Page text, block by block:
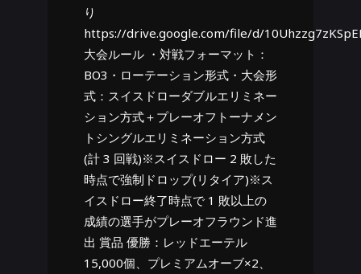
り
https://drive.google.com/file/d/
大会ルール ・対戦フォーマット：
BO3・ローテーション形式・大会形
式：スイスドローダブルエリミネー
ション方式＋プレーオフトーナメン
トシングルエリミネーション方式
(計 3 回戦)※スイスドロー 2 敗した
時点で強制ドロップ(リタイア)※ス
イスドロー終了時点で 1 敗以上の
成績の選手がプレーオフラウンド進
出 賞品 優勝：レッドエーテル
15,000個、プレミアムオーブ×2、